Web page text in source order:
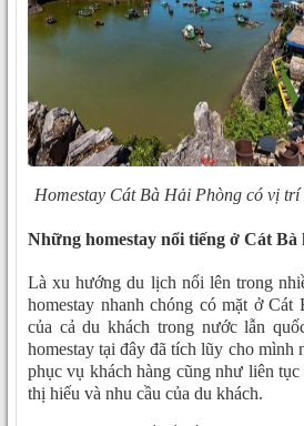
Homestay Cát Bà Hải Phòng có vị trí
Những homestay nổi tiếng ở Cát Bà
Là xu hướng du lịch nổi lên trong
homestay nhanh chóng có mặt ở Cát
của cả du khách trong nước lẫn
homestay tại đây đã tích lũy cho mình
phục vụ khách hàng cũng như liên
thị hiếu và nhu cầu của du khách.